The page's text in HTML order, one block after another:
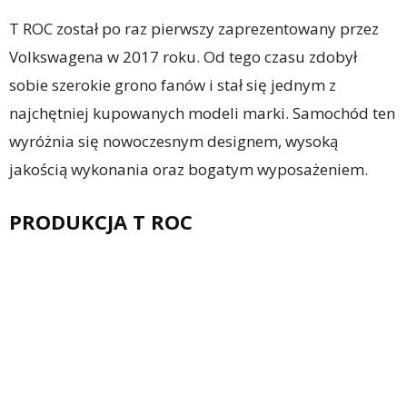
T ROC został po raz pierwszy zaprezentowany przez
Volkswagena w 2017 roku. Od tego czasu zdobył
sobie szerokie grono fanów i stał się jednym z
najchętniej kupowanych modeli marki. Samochód ten
wyróżnia się nowoczesnym designem, wysoką
jakością wykonania oraz bogatym wyposażeniem.
PRODUKCJA T ROC